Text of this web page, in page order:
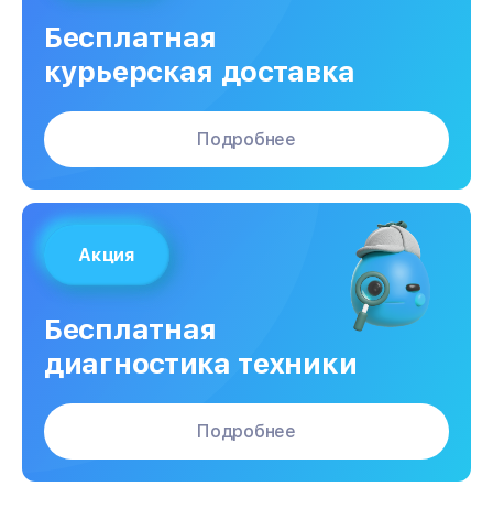
Бесплатная
курьерская доставка
Подробнее
Акция
Бесплатная
диагностика техники
Подробнее